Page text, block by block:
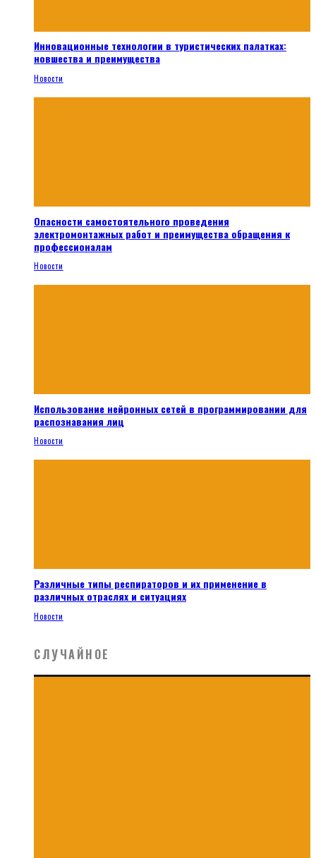
Инновационные технологии в туристических палатках:
новшества и преимущества
Новости
Опасности самостоятельного проведения
электромонтажных работ и преимущества обращения к
профессионалам
Новости
Использование нейронных сетей в программировании для
распознавания лиц
Новости
Различные типы респираторов и их применение в
различных отраслях и ситуациях
Новости
СЛУЧАЙНОЕ